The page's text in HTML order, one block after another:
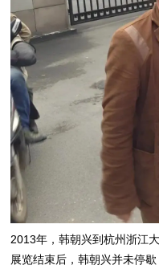
2013年，韩朝兴到杭州浙江
展览结束后，韩朝兴并未停